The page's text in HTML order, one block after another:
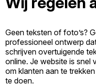
Geen teksten of foto’s?
professioneel ontwerp
schrijven overtuigende
online. Je website is snel
om klanten aan te
te doen.